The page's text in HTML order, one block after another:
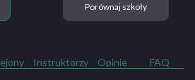
Porównaj szkoły
Instruktorzy Opinie FAQ